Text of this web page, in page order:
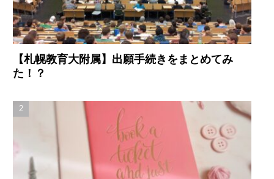
【札幌教育大附属】出願手続きをまとめてみ
た！？